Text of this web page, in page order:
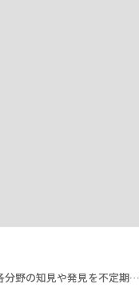
AI、映像、写真、Web、健康——各分野の知見や発見を不定期でお届けします。